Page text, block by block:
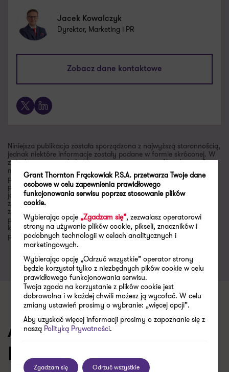
Jacek Kowalczyk
Dyrektor, Marketing i PR
Zobacz dane kontaktowe
X LinkedIn
Niniejsza publikacja została sporządzona z najwyższą starannością,
jednak niektóre informacje zostały podane w formie skróconej. W
związku z tym artykuły i komentarze zawarte w „Newsletterze”
mają charakter poglądowy, a zawarte w nich informacje nie
powinny zastąpić szczegółowej analizy zagadnienia. Wobec
powyższego Grant Thornton nie ponosi odpowiedzialności za
jakiekolwiek straty powstałe w wyniku czynności podjętych lub
zaniechanych na podstawie niniejszej publikacji. Jeżeli są Państwo
zainteresowani dokładniejszym omówieniem niektórych kwestii
poruszonych w bieżącym numerze „Newslettera”, zachęcamy do
kontaktu i nawiązania współpracy. Wszelkie uwagi i sugestie
prosimy kierować na adres jacek.kowalczyk@pl.gt.com.
Artykuły z kategorii:
Raporty
Grant Thornton Frąckowiak P.S.A. przetwarza Twoje dane
osobowe w celu zapewnienia prawidłowego
funkcjonowania serwisu poprzez stosowanie plików
cookie.
Wybierając opcje„Zgadzam się”, zezwalasz operatorowi
strony na używanie plików cookie, pikseli, znaczników i
podobnych technologii w celach analitycznych i
marketingowych.
Wybierając opcję „Odrzuć wszystkie” operator strony
będzie korzystał tylko z niezbędnych pików cookie w celu
prawidłowego funkcjonowania serwisu.
Twoja zgoda na korzystanie z plików cookie jest
dobrowolna i w każdej chwili możesz ją wycofać. W celu
zmiany ustawień prosimy o wybranie: „więcej opcji”.
Aby uzyskać więcej informacji prosimy o zapoznanie się z
naszą Polityką Prywatności.
Zgadzam się Odrzuć wszystkie